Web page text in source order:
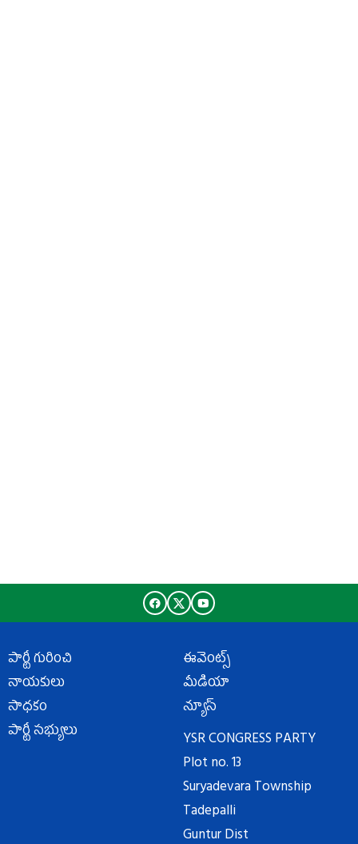
పార్టీ గురించి
నాయకులు
సాధకం
పార్టీ సభ్యులు
ఈవెంట్స్
మీడియా
న్యూస్
YSR CONGRESS PARTY
Plot no. 13
Suryadevara Township
Tadepalli
Guntur Dist